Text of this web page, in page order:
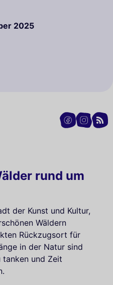
2025
rund um
der Kunst und Kultur,
Wäldern
Rückzugsort für
in der Natur sind
tanken und Zeit